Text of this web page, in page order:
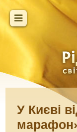
У Києві
марафон»